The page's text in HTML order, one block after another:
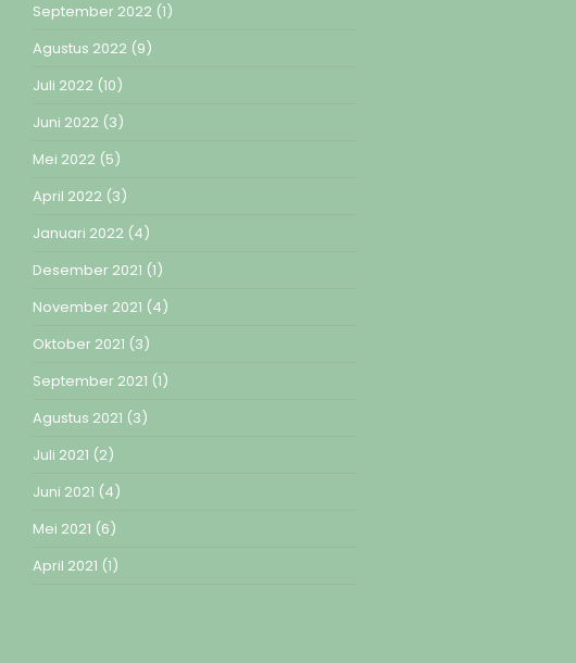
September 2022 (1)
Agustus 2022 (9)
Juli 2022 (10)
Juni 2022 (3)
Mei 2022 (5)
April 2022 (3)
Januari 2022 (4)
Desember 2021 (1)
November 2021 (4)
Oktober 2021 (3)
September 2021 (1)
Agustus 2021 (3)
Juli 2021 (2)
Juni 2021 (4)
Mei 2021 (6)
April 2021 (1)